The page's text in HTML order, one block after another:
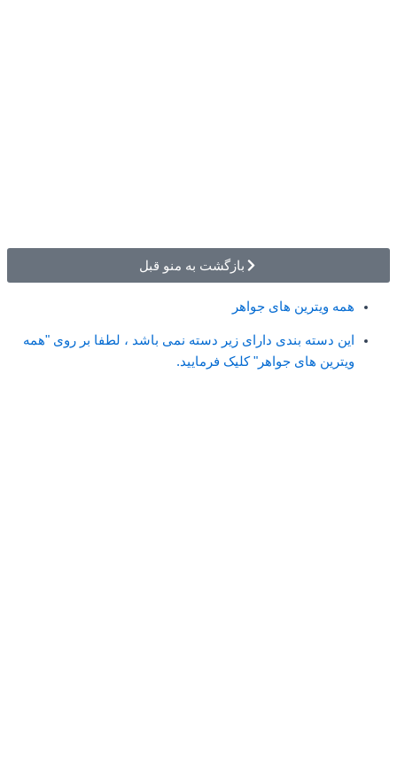
بازگشت به منو قبل
همه ویترین های جواهر
این دسته بندی دارای زیر دسته نمی باشد ، لطفا بر روی "همه
ویترین های جواهر" کلیک فرمایید.